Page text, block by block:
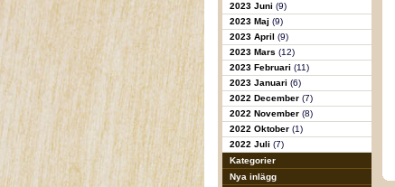
2023 Juni (9)
2023 Maj (9)
2023 April (9)
2023 Mars (12)
2023 Februari (11)
2023 Januari (6)
2022 December (7)
2022 November (8)
2022 Oktober (1)
2022 Juli (7)
Kategorier
Nya inlägg